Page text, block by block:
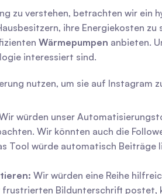
zu verstehen, betrachten wir ein
ihre Energiekosten
Wärmepumpen anbieten.
interessiert sind.
nutzen, um sie auf Instagram
würden unser
Wir könnten auch die
Tool würde automatisch Beiträge
Wir würden eine Reihe
Bildunterschrift postet,